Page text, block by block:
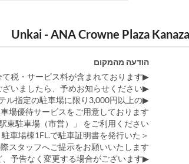
הודעה מהמקום
▶料金には全て税・サービス料が含まれております。
▶アレルギーやお召し上がりになれない食材がございましたら、予めお知らせください。
▶レストランをご利用のお客様には、ホテル指定の駐車場に限り3,000円以上の
場優待サービスをご用意しております。
駐車場（市営）」 をご利用ください。
車場棟1FL.で駐車証明書を発行いた
スタッフへご提示をお願いいたします。
▶メニュー（料理内容）／料金など、予告なく変更する場合がございます。